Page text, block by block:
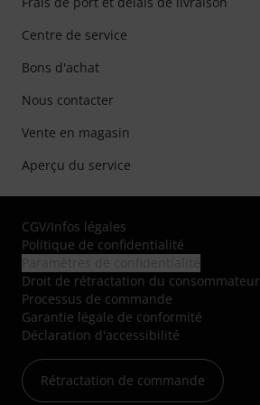
Centre de service
Bons d'achat
Nous contacter
Vente en magasin
Aperçu du service
CGV/Infos légales
Politique de confidentialité
Droit de rétractation du consommateur
Processus de commande
Garantie légale de conformité
Déclaration d'accessibilité
Rétractation de commande